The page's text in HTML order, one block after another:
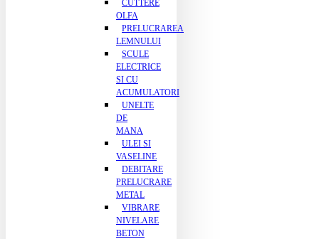
CUTTERE
OLFA
PRELUCRAREA
LEMNULUI
SCULE
ELECTRICE
SI CU
ACUMULATORI
UNELTE
DE
MANA
ULEI SI
VASELINE
DEBITARE
PRELUCRARE
METAL
VIBRARE
NIVELARE
BETON